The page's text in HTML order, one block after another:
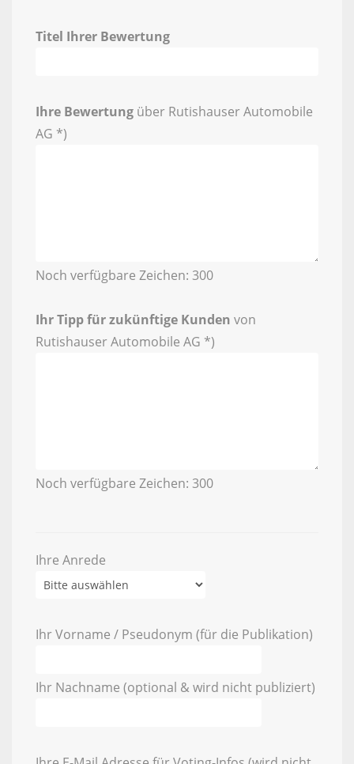
Titel Ihrer Bewertung
Ihre Bewertung über Rutishauser Automobile
AG *)
Noch verfügbare Zeichen: 300
Ihr Tipp für zukünftige Kunden von
Rutishauser Automobile AG *)
Noch verfügbare Zeichen: 300
Ihre Anrede
Ihr Vorname / Pseudonym (für die Publikation)
Ihr Nachname (optional & wird nicht publiziert)